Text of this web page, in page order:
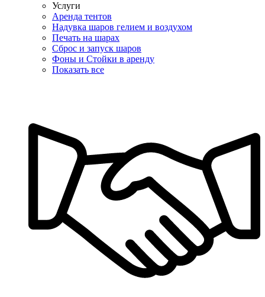
Услуги
Аренда тентов
Надувка шаров гелием и воздухом
Печать на шарах
Сброс и запуск шаров
Фоны и Стойки в аренду
Показать все